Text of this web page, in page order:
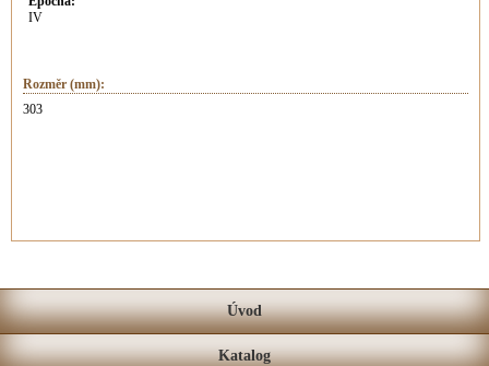
IV
Rozměr (mm):
303
Úvod
Katalog